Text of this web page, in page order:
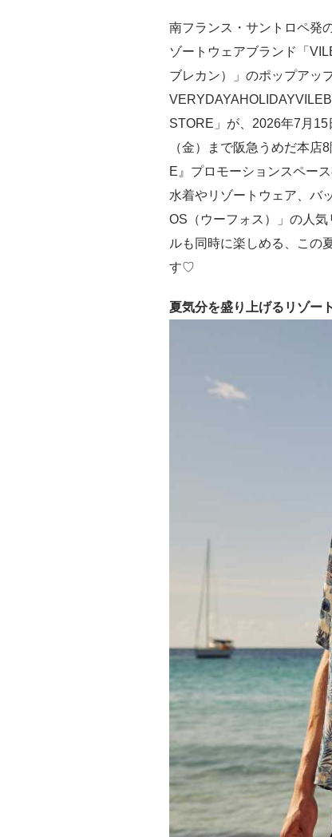
南フランス・サントロペ発
ゾートウェアブランド「
ブレカン）」のポップアッ
STORE」が、2026年7月15
（金）まで阪急うめだ本店
E』プロモーションスペー
水着やリゾートウェア、バ
OS（ウーフォス）」の人
ルも同時に楽しめる、この
す♡
夏気分を盛り上げるリゾー